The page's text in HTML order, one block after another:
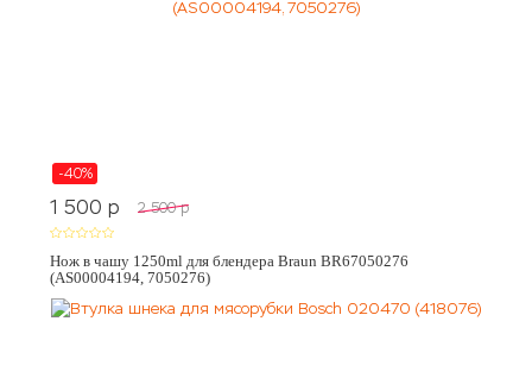
-40%
1 500 p 2 500 p
Нож в чашу 1250ml для блендера Braun BR67050276
(AS00004194, 7050276)